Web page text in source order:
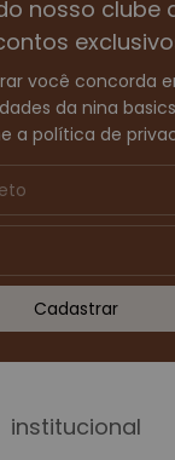
produção.
atemporal e
o casaco
durar e
modelagens
são
são peças que
o visual com
a identidade
sofisticação
nosso clube
você concorda
da nina
a política de
institucional